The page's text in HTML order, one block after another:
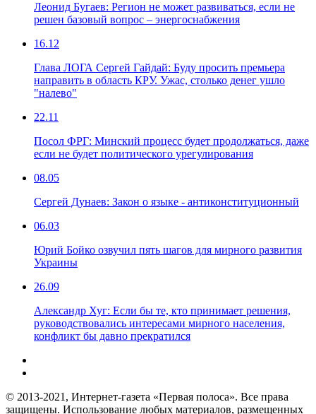
Леонид Бугаев: Регион не может развиваться, если не
решен базовый вопрос – энергоснабжения
16.12
Глава ЛОГА Сергей Гайдай: Буду просить премьера
направить в область КРУ. Ужас, столько денег ушло
"налево"
22.11
Посол ФРГ: Минский процесс будет продолжаться, даже
если не будет политического урегулирования
08.05
Сергей Дунаев: Закон о языке - антиконституционный
06.03
Юрий Бойко озвучил пять шагов для мирного развития
Украины
26.09
Александр Хуг: Если бы те, кто принимает решения,
руководствовались интересами мирного населения,
конфликт бы давно прекратился
© 2013-2021, Интернет-газета «Первая полоса». Все права
защищены. Использование любых материалов, размещенных